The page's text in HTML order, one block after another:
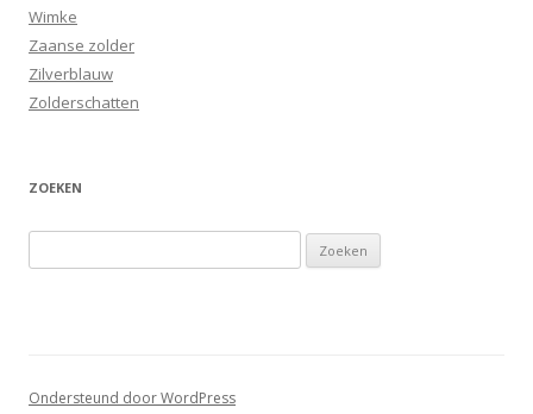
Wimke
Zaanse zolder
Zilverblauw
Zolderschatten
ZOEKEN
naar:
Ondersteund door WordPress